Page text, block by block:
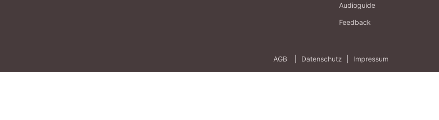
Audioguide
Feedback
AGB Datenschutz Impressum